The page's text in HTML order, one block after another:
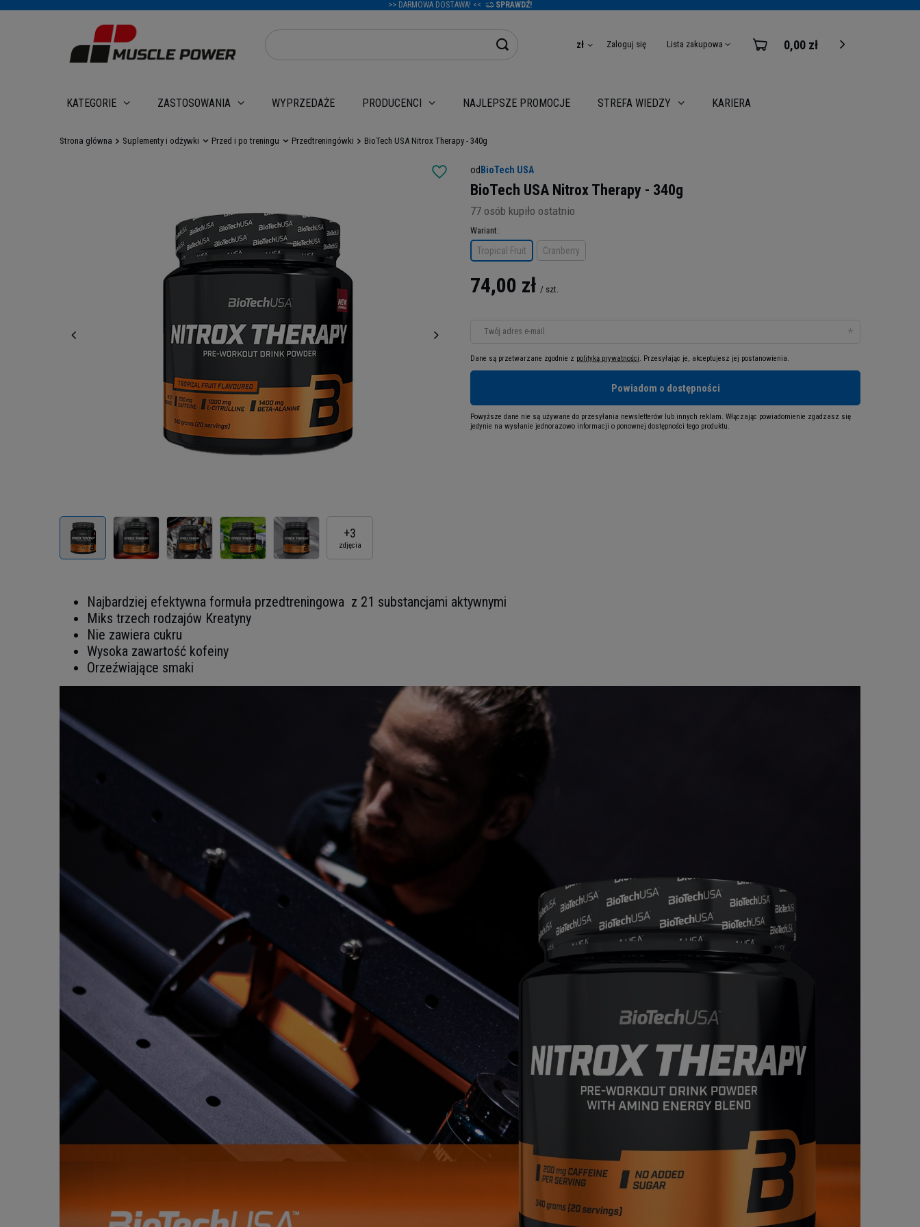
>> DARMOWA DOSTAWA! << SPRAWDŹ!
zł Zaloguj się Lista zakupowa 0,00 zł
KATEGORIE ZASTOSOWANIA WYPRZEDAŻE PRODUCENCI NAJLEPSZE PROMOCJE STREFA WIEDZY KARIERA
Strona główna Suplementy i odżywki Przed i po treningu Przedtreningówki BioTech USA Nitrox Therapy - 340g
+3
zdjęcia
od BioTech USA
BioTech USA Nitrox Therapy - 340g
77 osób kupiło ostatnio
Wariant
Tropical Fruit Cranberry
74,00 zł / szt.
Twój adres e-mail
Dane są przetwarzane zgodnie z polityką prywatności. Przesyłając je, akceptujesz jej postanowienia.
Powiadom o dostępności
Powyższe dane nie są używane do przesyłania newsletterów lub innych reklam. Włączając powiadomienie zgadzasz się
jedynie na wysłanie jednorazowo informacji o ponownej dostępności tego produktu.
Najbardziej efektywna formuła przedtreningowa z 21 substancjami aktywnymi
Miks trzech rodzajów Kreatyny
Nie zawiera cukru
Wysoka zawartość kofeiny
Orzeźwiające smaki